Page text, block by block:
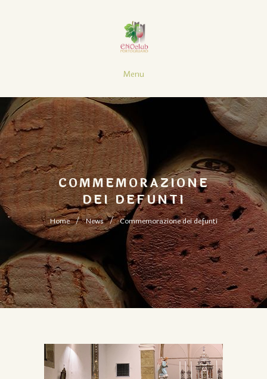
Menu
COMMEMORAZIONE
DEI DEFUNTI
Home News Commemorazione dei defunti